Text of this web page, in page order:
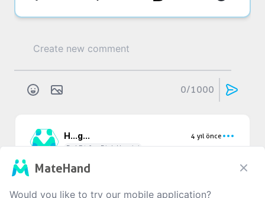
0/1000
H...g...
4 yıl önce
Bel Fıtığı - Disk Hernisi
Valla hocam saçma sapan şeyler söylüyorlar
Translate
MateHand
Would you like to try our mobile application?